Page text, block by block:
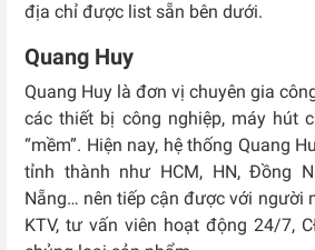
địa chỉ được list sẵn bên dưới.
Quang Huy
Quang Huy là đơn vị chuyên gia
các thiết bị công nghiệp, máy hút
“mềm”. Hiện nay, hệ thống Quang
tỉnh thành như HCM, HN, Đồng
Nẵng… nên tiếp cận được với người
KTV, tư vấn viên hoạt động 24/7,